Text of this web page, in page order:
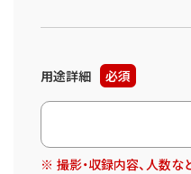
用途詳細 必須
撮影・収録内容、人数